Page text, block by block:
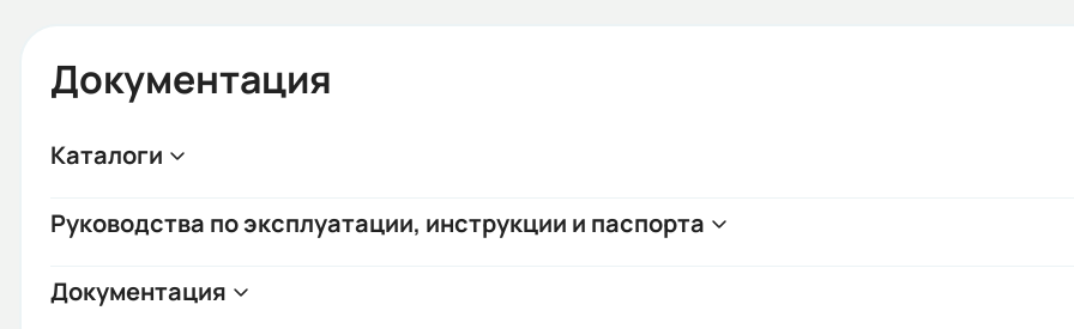
Документация
Каталоги
Руководства по эксплуатации, инструкции и паспорта
Документация